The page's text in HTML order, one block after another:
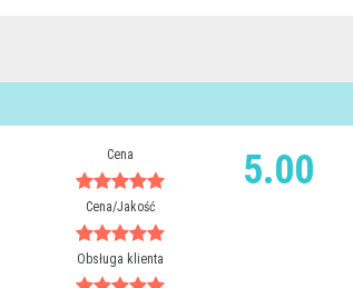
Cena
Cena/Jakość
Obsługa klienta
5.00